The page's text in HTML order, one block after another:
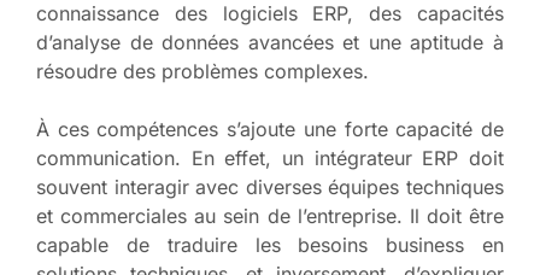
connaissance des logiciels ERP, des capacités
d’analyse de données avancées et une aptitude à
résoudre des problèmes complexes.
À ces compétences s’ajoute une forte capacité de
communication. En effet, un intégrateur ERP doit
souvent interagir avec diverses équipes techniques
et commerciales au sein de l’entreprise. Il doit être
capable de traduire les besoins business en